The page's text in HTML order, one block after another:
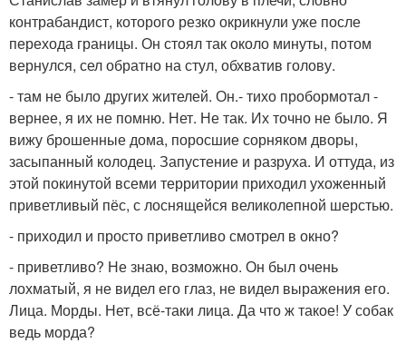
контрабандист, которого резко окрикнули уже после
перехода границы. Он стоял так около минуты, потом
вернулся, сел обратно на стул, обхватив голову.
- там не было других жителей. Он.- тихо пробормотал -
вернее, я их не помню. Нет. Не так. Их точно не было. Я
вижу брошенные дома, поросшие сорняком дворы,
засыпанный колодец. Запустение и разруха. И оттуда, из
этой покинутой всеми территории приходил ухоженный
приветливый пёс, с лоснящейся великолепной шерстью.
- приходил и просто приветливо смотрел в окно?
- приветливо? Не знаю, возможно. Он был очень
лохматый, я не видел его глаз, не видел выражения его.
Лица. Морды. Нет, всё-таки лица. Да что ж такое! У собак
ведь морда?